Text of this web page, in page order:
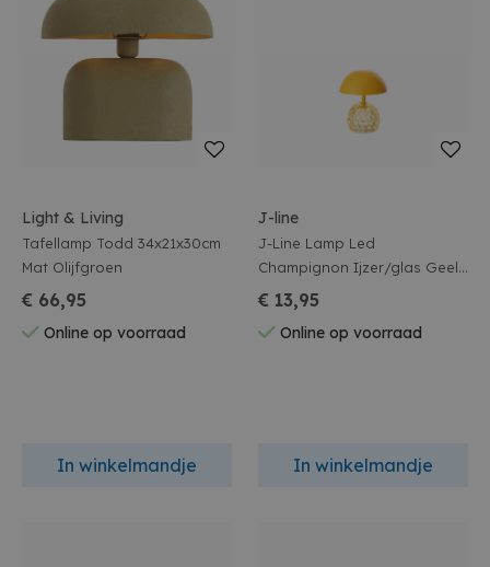
Light & Living
Tafellamp Todd 34x21x30cm
Mat Olijfgroen
€ 66,95
Online op voorraad
In winkelmandje
J-line
J-Line Lamp Led
Champignon Ijzer/glas Geel
13,5x13,5x15,7cm
€ 13,95
Online op voorraad
In winkelmandje